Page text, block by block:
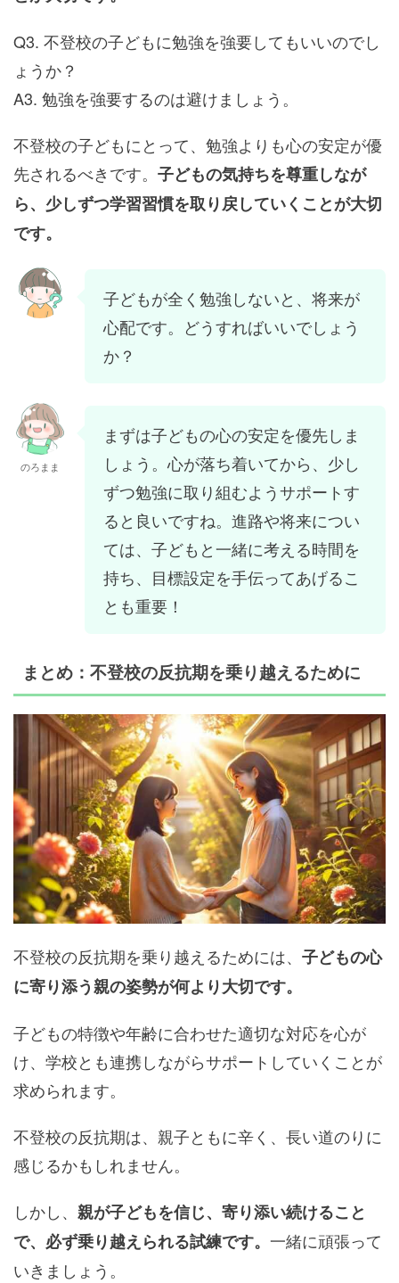
Q3. 不登校の子どもに勉強を強要してもいいのでし
ょうか？
A3. 勉強を強要するのは避けましょう。
不登校の子どもにとって、勉強よりも心の安定が優
先されるべきです。 子どもの気持ちを尊重しなが
ら、少しずつ学習習慣を取り戻していくことが大切
です。
子どもが全く勉強しないと、将来が
心配です。どうすればいいでしょう
か？
のろまま
まずは子どもの心の安定を優先しま
しょう。心が落ち着いてから、少し
ずつ勉強に取り組むようサポートす
ると良いですね。進路や将来につい
ては、子どもと一緒に考える時間を
持ち、目標設定を手伝ってあげるこ
とも重要！
まとめ：不登校の反抗期を乗り越えるために
不登校の反抗期を乗り越えるためには、 子どもの心
に寄り添う親の姿勢が何より大切です。
子どもの特徴や年齢に合わせた適切な対応を心が
け、学校とも連携しながらサポートしていくことが
求められます。
不登校の反抗期は、親子ともに辛く、長い道のりに
感じるかもしれません。
しかし、 親が子どもを信じ、寄り添い続けること
で、必ず乗り越えられる試練です。 一緒に頑張って
いきましょう。